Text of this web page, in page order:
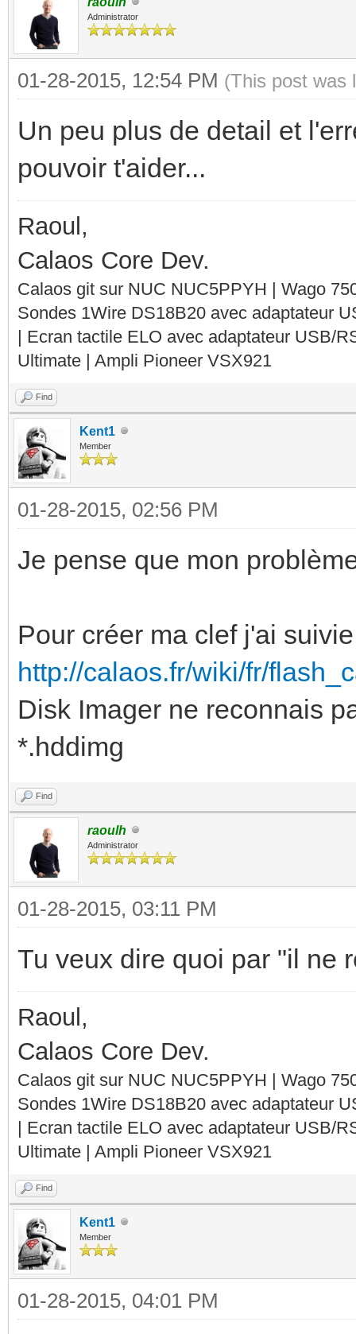
Administrator
01-28-2015, 12:54 PM (This post was
Un peu plus de detail et
pouvoir t'aider...
Raoul,
Calaos Core Dev.
Calaos git sur NUC NUC5PPYH | Wago
Sondes 1Wire DS18B20 avec adaptateur
| Ecran tactile ELO avec adaptateur USB/
Ultimate | Ampli Pioneer VSX921
Find
Kent1
Member
01-28-2015, 02:56 PM
Je pense que mon
Pour créer ma clef j'ai
http://calaos.fr/wiki/fr/
Disk Imager ne reconnais
*.hddimg
Find
raoulh
Administrator
01-28-2015, 03:11 PM
Tu veux dire quoi par "il ne
Raoul,
Calaos Core Dev.
Calaos git sur NUC NUC5PPYH | Wago
Sondes 1Wire DS18B20 avec adaptateur
| Ecran tactile ELO avec adaptateur USB/
Ultimate | Ampli Pioneer VSX921
Find
Kent1
Member
01-28-2015, 04:01 PM